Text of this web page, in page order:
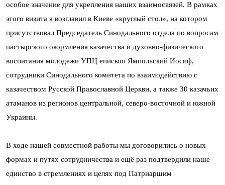
особое значение для укрепления наших взаимосвязей. В рамках
этого визита я возглавил в Киеве «круглый стол», на котором
присутствовал Председатель Синодального отдела по вопросам
пастырского окормления казачества и духовно-физического
воспитания молодежи УПЦ епископ Ямпольский Иосиф,
сотрудники Синодального комитета по взаимодействию с
казачеством Русской Православной Церкви, а также 30 казачьих
атаманов из регионов центральной, северо-восточной и южной
Украины.
В ходе нашей совместной работы мы договорились о новых
формах и путях сотрудничества и ещё раз подтвердили наше
единство в стремлениях и целях под Патриаршим